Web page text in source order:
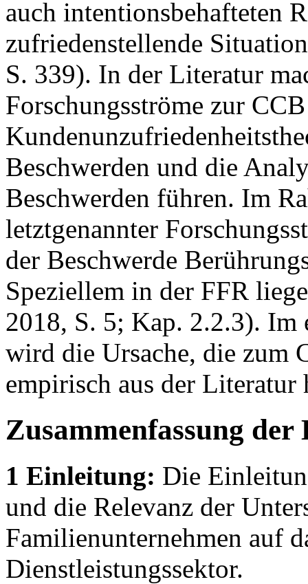
auch intentionsbehafteten
zufriedenstellende
S. 339). In der Literatur
Forschungsströme zur
Beschwerden und die
Beschwerden führen. Im
letztgenannter
der Beschwerde
Speziellem in der FFR
2018, S. 5; Kap. 2.2.3). Im
wird die Ursache, die zum
empirisch aus der Literatur
Zusammenfassung der
1 Einleitung: Die
und die Relevanz der
Familienunternehmen auf
Dienstleistungssektor.